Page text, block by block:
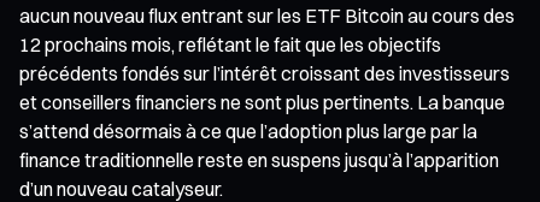
aucun nouveau flux entrant sur les ETF Bitcoin au cours des
12 prochains mois, reflétant le fait que les objectifs
précédents fondés sur l’intérêt croissant des investisseurs
et conseillers financiers ne sont plus pertinents. La banque
s’attend désormais à ce que l’adoption plus large par la
finance traditionnelle reste en suspens jusqu’à l’apparition
d’un nouveau catalyseur.